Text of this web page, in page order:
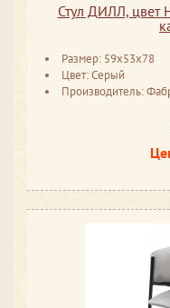
Стул ДИЛЛ, цвет
Размер: 59x53x78
Цвет: Серый
Производитель: